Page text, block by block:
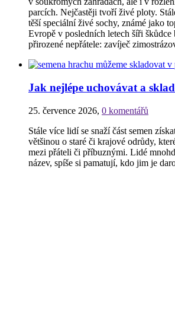
parcích. Nejčastěji tvoří živé ploty.
těší speciální živé sochy, známé jako
Evropě v posledních letech šíři škůdce
přirozené nepřátele: zavíječ
Jak nejlépe uchovávat a
25. července 2026, 0 komentářů
Stále více lidí se snaží část semen
většinou o staré či krajové odrůdy,
mezi přáteli či příbuznými. Lidé
název, spíše si pamatují, kdo jim je